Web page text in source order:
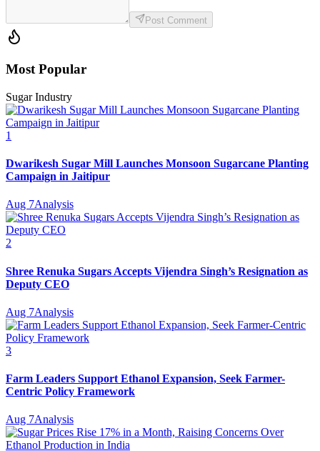
Post Comment
Most Popular
Sugar Industry
1
Dwarikesh Sugar Mill Launches Monsoon Sugarcane Planting
Campaign in Jaitipur
Aug 7Analysis
2
Shree Renuka Sugars Accepts Vijendra Singh’s Resignation as
Deputy CEO
Aug 7Analysis
3
Farm Leaders Support Ethanol Expansion, Seek Farmer-
Centric Policy Framework
Aug 7Analysis